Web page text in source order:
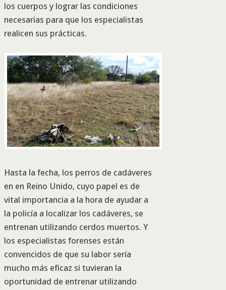
los cuerpos y lograr las condiciones
necesarias para que los especialistas
realicen sus prácticas.
Hasta la fecha, los perros de cadáveres
en en Reino Unido, cuyo papel es de
vital importancia a la hora de ayudar a
la policía a localizar los cadáveres, se
entrenan utilizando cerdos muertos. Y
los especialistas forenses están
convencidos de que su labor sería
mucho más eficaz si tuvieran la
oportunidad de entrenar utilizando